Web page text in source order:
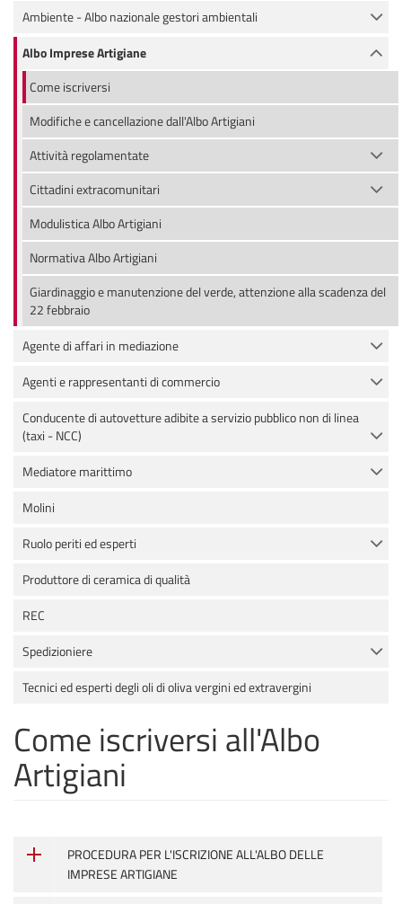
Ambiente - Albo nazionale gestori ambientali
Albo Imprese Artigiane
Come iscriversi
Modifiche e cancellazione dall'Albo Artigiani
Attività regolamentate
Cittadini extracomunitari
Modulistica Albo Artigiani
Normativa Albo Artigiani
Giardinaggio e manutenzione del verde, attenzione alla scadenza del
22 febbraio
Agente di affari in mediazione
Agenti e rappresentanti di commercio
Conducente di autovetture adibite a servizio pubblico non di linea
(taxi - NCC)
Mediatore marittimo
Molini
Ruolo periti ed esperti
Produttore di ceramica di qualità
REC
Spedizioniere
Tecnici ed esperti degli oli di oliva vergini ed extravergini
Come iscriversi all'Albo
Artigiani
PROCEDURA PER L'ISCRIZIONE ALL'ALBO DELLE
IMPRESE ARTIGIANE